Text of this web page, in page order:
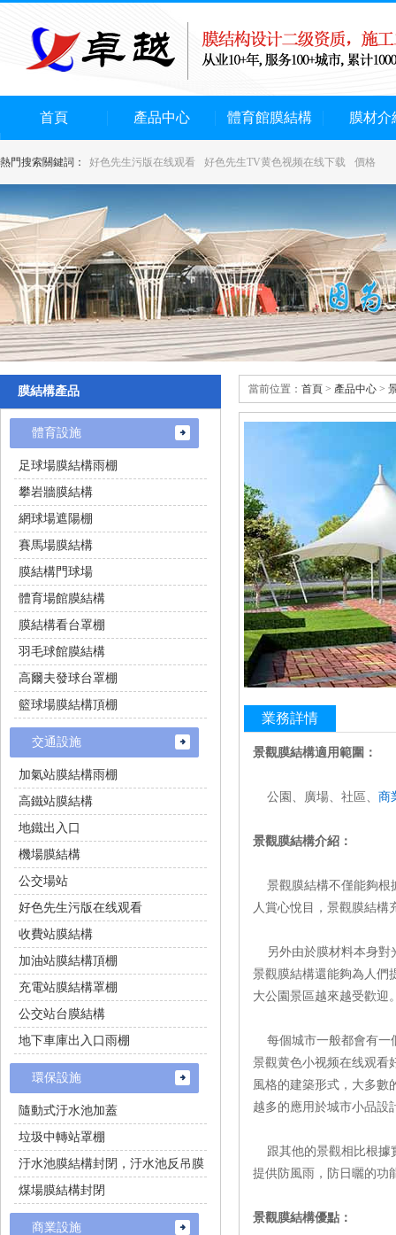
首頁 產品中心 體育館膜結構 膜材介
熱門搜索關鍵詞： 好色先生污版在线观看 好色先生TV黄色视频在线下载 價格
當前位置： 首頁 > 產品中心 >
業務詳情
景觀膜結構適用範圍：
公園、廣場、社區、 商
景觀膜結構介紹：
景觀膜結構不僅能夠根據
人賞心悅目，景觀膜結
另外由於膜材料本身對光
景觀膜結構還能夠為人們提
大公園景區越來越受歡迎
每個城市一般都會有一個
景觀黄色小视频在线观看好
風格的建築形式，大多數
越多的應用於城市小品設計中
跟其他的景觀相比根據實
提供防風雨，防日曬的
景觀膜結構優點：
膜結構產品
體育設施
足球場膜結構雨棚
攀岩牆膜結構
網球場遮陽棚
賽馬場膜結構
膜結構門球場
體育場館膜結構
膜結構看台罩棚
羽毛球館膜結構
高爾夫發球台罩棚
籃球場膜結構頂棚
交通設施
加氣站膜結構雨棚
高鐵站膜結構
地鐵出入口
機場膜結構
公交場站
好色先生污版在线观看
收費站膜結構
加油站膜結構頂棚
充電站膜結構罩棚
公交站台膜結構
地下車庫出入口雨棚
環保設施
隨動式汙水池加蓋
垃圾中轉站罩棚
汙水池膜結構封閉，汙水池反吊膜
煤場膜結構封閉
商業設施